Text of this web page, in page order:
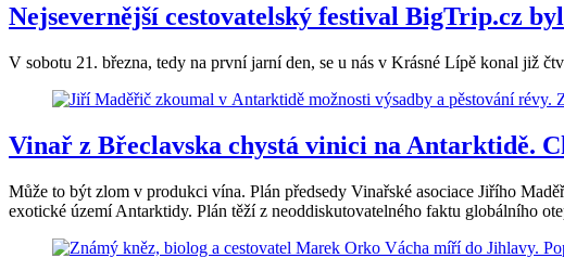
Nejsevernější cestovatelský festival BigTrip.cz
V sobotu 21. března, tedy na první jarní den, se u nás v Krásné Lípě konal již
Vinař z Břeclavska chystá vinici na Antarktidě.
Může to být zlom v produkci vína. Plán předsedy Vinařské asociace Jiřího
exotické území Antarktidy. Plán těží z neoddiskutovatelného faktu globálního